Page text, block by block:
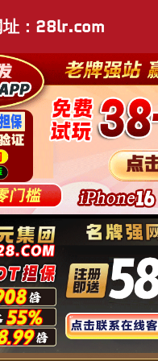
址：28lr.com